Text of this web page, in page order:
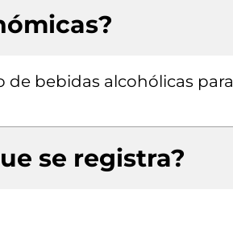
de bebidas alcohólicas
se registra?